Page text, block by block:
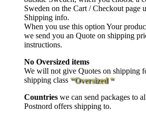
Sweden on the Cart / Checkout page
Shipping info.
When you use this option Your
we send you an Quote on shipping
instructions.
No Oversized items
We will not give Quotes on shipping
shipping class “Oversized “
Countries we can send packages to
Postnord offers shipping to.